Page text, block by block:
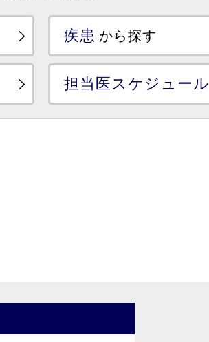
疾患 から探す
担当医スケジュール